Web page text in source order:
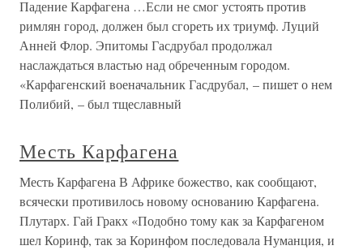
Падение Карфагена …Если не смог устоять против
римлян город, должен был сгореть их триумф. Луций
Анней Флор. Эпитомы Гасдрубал продолжал
наслаждаться властью над обреченным городом.
«Карфагенский военачальник Гасдрубал, – пишет о нем
Полибий, – был тщеславный
Месть Карфагена
Месть Карфагена В Африке божество, как сообщают,
всячески противилось новому основанию Карфагена.
Плутарх. Гай Гракх «Подобно тому как за Карфагеном
шел Коринф, так за Коринфом последовала Нуманция, и